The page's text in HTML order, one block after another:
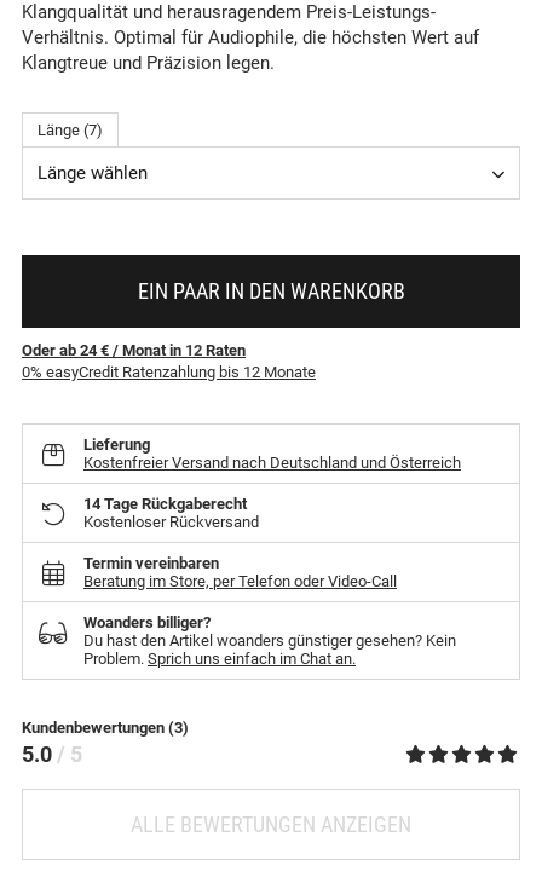
Klangqualität und herausragendem Preis-Leistungs-
Verhältnis. Optimal für Audiophile, die höchsten Wert auf
Klangtreue und Präzision legen.
Länge (7)
Länge wählen
EIN PAAR IN DEN WARENKORB
Oder ab 24 € / Monatin 12 Raten
0% easyCredit Ratenzahlung bis 12 Monate
Lieferung
Kostenfreier Versand nach Deutschland und Österreich
14 Tage Rückgaberecht
Kostenloser Rückversand
Termin vereinbaren
Beratung im Store, per Telefon oder Video-Call
Woanders billiger?
Du hast den Artikel woanders günstiger gesehen? Kein
Problem. Sprich uns einfach im Chat an.
Kundenbewertungen (3)
5.0 / 5
ALLE BEWERTUNGEN ANZEIGEN